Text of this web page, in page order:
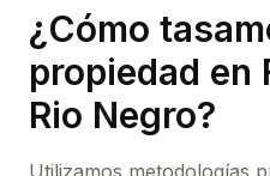
¿Cómo
propiedad en
Rio Negro?
Utilizamos metodologías